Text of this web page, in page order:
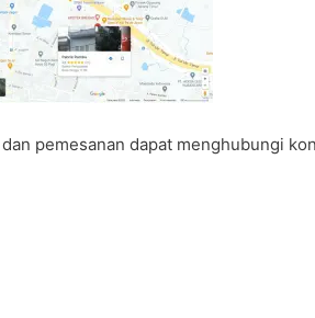
pemesanan dapat menghubungi